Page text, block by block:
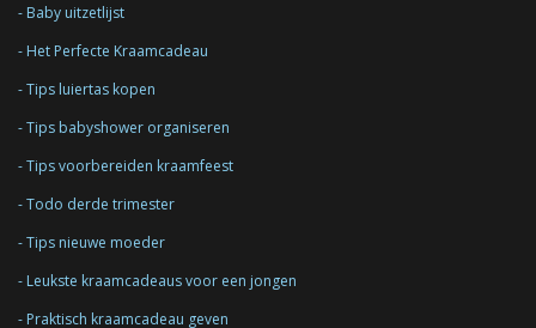
Baby uitzetlijst
Het Perfecte Kraamcadeau
Tips luiertas kopen
Tips babyshower organiseren
Tips voorbereiden kraamfeest
Todo derde trimester
Tips nieuwe moeder
Leukste kraamcadeaus voor een jongen
Praktisch kraamcadeau geven